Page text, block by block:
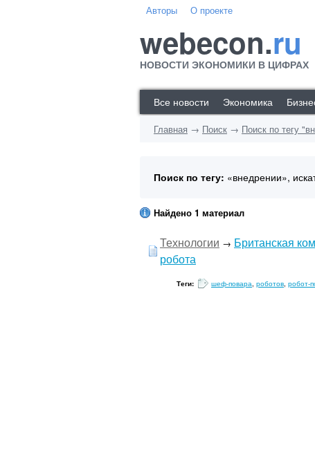
Авторы О проекте
webecon.ru
НОВОСТИ ЭКОНОМИКИ В ЦИФРАХ
Все новости Экономика
Главная → Поиск → Поиск по тегу
Поиск по тегу: «внедрении»,
Найдено 1 материал
Технологии → Британская
робота
Теги: шеф-повара, роботов, робот-